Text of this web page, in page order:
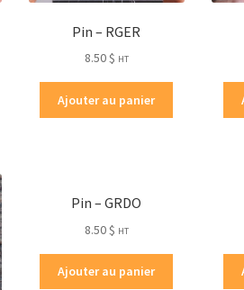
Pin – RGER
8.50$ HT
Ajouter au panier
Pin – GRDO
8.50$ HT
Ajouter au panier